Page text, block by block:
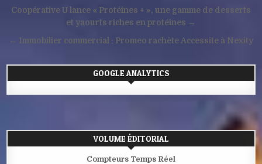
Navigation
l’article
Coopérative U lance « Protéines + », une gamme de desserts
et yaourts riches en protéines →
← Immobilier commercial : Promeo rachète Accessite à Nexity
GOOGLE ANALYTICS
VOLUME ÉDITORIAL
Compteurs Temps Réel